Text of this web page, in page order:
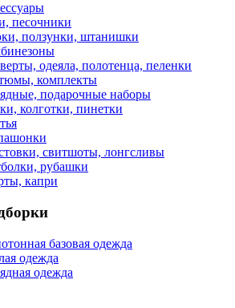
песочники
ползунки, штанишки
одеяла, полотенца, пеленки
комплекты
подарочные наборы
колготки, пинетки
свитшоты, лонгсливы
рубашки
капри
базовая одежда
одежда
одежда